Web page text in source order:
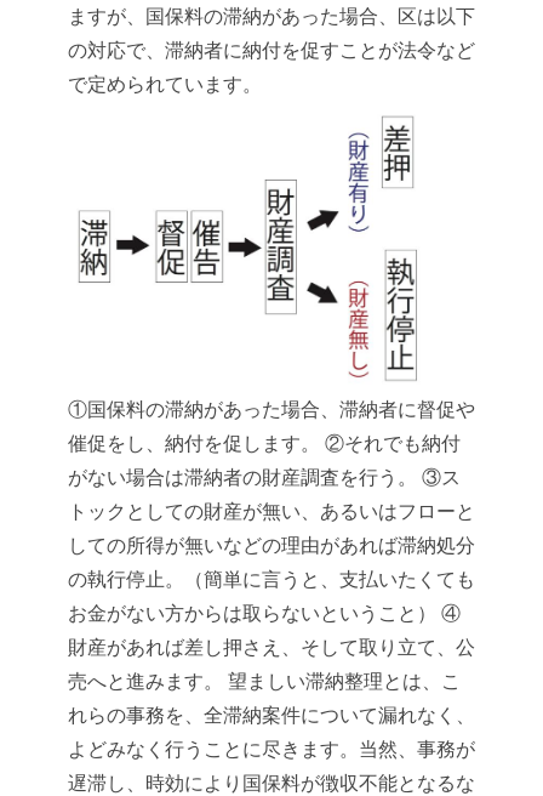
ますが、国保料の滞納があった場合、区は以下
の対応で、滞納者に納付を促すことが法令など
で定められています。
①国保料の滞納があった場合、滞納者に督促や
催促をし、納付を促します。
②それでも納付
がない場合は滞納者の財産調査を行う。
③ス
トックとしての財産が無い、あるいはフローと
しての所得が無いなどの理由があれば滞納処分
の執行停止。（簡単に言うと、支払いたくても
お金がない方からは取らないということ）
④
財産があれば差し押さえ、そして取り立て、公
売へと進みます。
望ましい滞納整理とは、こ
れらの事務を、全滞納案件について漏れなく、
よどみなく行うことに尽きます。当然、事務が
遅滞し、時効により国保料が徴収不能となるな